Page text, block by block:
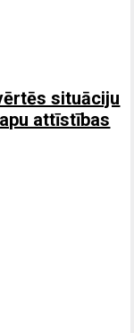
situāciju
attīstības